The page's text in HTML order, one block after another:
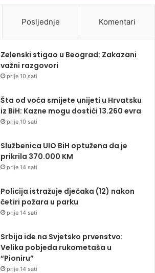
Posljednje Komentari
Zelenski stigao u Beograd: Zakazani
važni razgovori
prije 10 sati
Šta od voća smijete unijeti u Hrvatsku
iz BiH: Kazne mogu dostići 13.260 evra
prije 10 sati
Službenica UIO BiH optužena da je
prikrila 370.000 KM
prije 14 sati
Policija istražuje dječaka (12) nakon
četiri požara u parku
prije 14 sati
Srbija ide na Svjetsko prvenstvo:
Velika pobjeda rukometaša u
“Pioniru”
prije 14 sati